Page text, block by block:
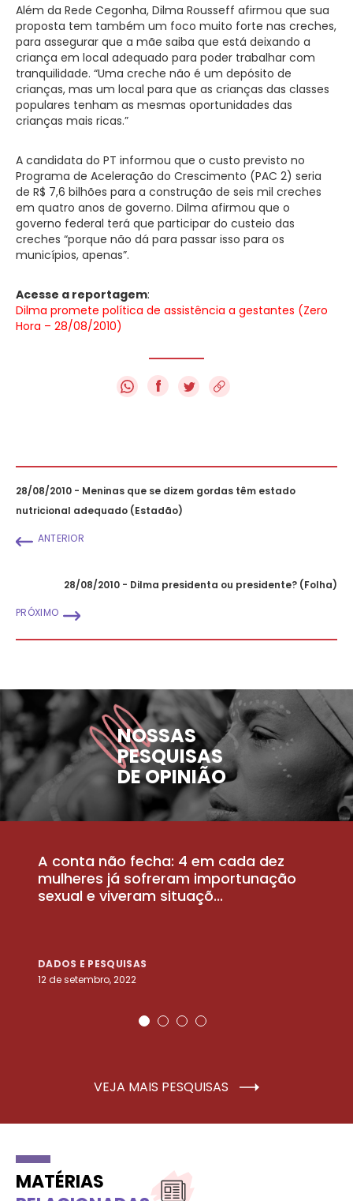
Além da Rede Cegonha, Dilma Rousseff afirmou que sua
proposta tem também um foco muito forte nas creches,
para assegurar que a mãe saiba que está deixando a
criança em local adequado para poder trabalhar com
tranquilidade. “Uma creche não é um depósito de
crianças, mas um local para que as crianças das classes
populares tenham as mesmas oportunidades das
crianças mais ricas.”
A candidata do PT informou que o custo previsto no
Programa de Aceleração do Crescimento (PAC 2) seria
de R$ 7,6 bilhões para a construção de seis mil creches
em quatro anos de governo. Dilma afirmou que o
governo federal terá que participar do custeio das
creches “porque não dá para passar isso para os
municípios, apenas”.
Acesse a reportagem:
Dilma promete política de assistência a gestantes (Zero
Hora – 28/08/2010)
f
28/08/2010 - Meninas que se dizem gordas têm estado
nutricional adequado (Estadão)
ANTERIOR
28/08/2010 - Dilma presidenta ou presidente? (Folha)
PRÓXIMO
NOSSAS
PESQUISAS
DE OPINIÃO
A conta não fecha: 4 em cada dez
mulheres já sofreram importunação
sexual e viveram situaçõ...
DADOS E PESQUISAS
12 de setembro, 2022
VEJA MAIS PESQUISAS
MATÉRIAS